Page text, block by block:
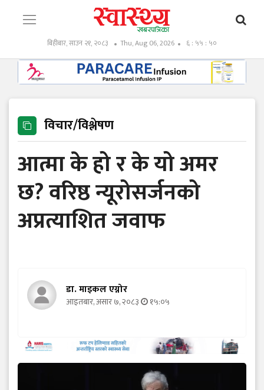
बिहीबार, साउन २१, २०८३ Thu, Aug 06, 2026 ६ : ५५ : ५१
विचार/विश्लेषण
आत्मा के हो र के यो अमर
छ? वरिष्ठ न्यूरोसर्जनको
अप्रत्याशित जवाफ
डा. माइकल एग्नोर
आइतबार, असार ७, २०८३ १५:०५